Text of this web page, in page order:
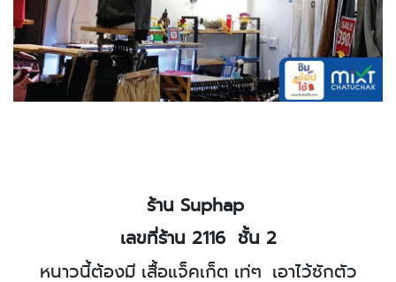
ร้าน Suphap
เลขที่ร้าน 2116 ชั้น 2
หนาวนี้ต้องมี เสื้อแจ็คเก็ต เท่ๆ เอาไว้ซักตัว